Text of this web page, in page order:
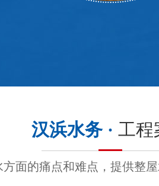
汉浜水务 · 工程
面的痛点和难点，提供整